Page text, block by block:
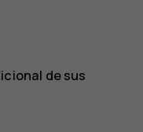
de sus